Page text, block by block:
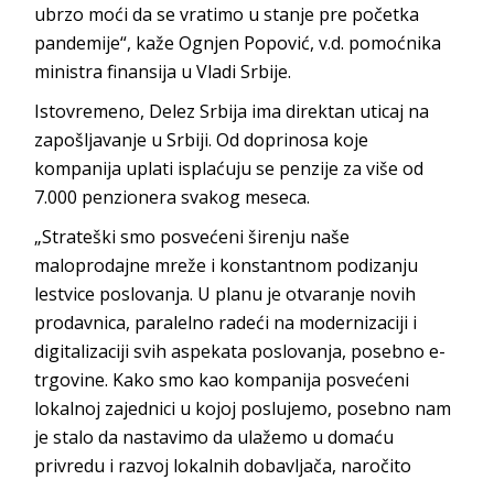
ubrzo moći da se vratimo u stanje pre početka
pandemije“, kaže Ognjen Popović, v.d. pomoćnika
ministra finansija u Vladi Srbije.
Istovremeno, Delez Srbija ima direktan uticaj na
zapošljavanje u Srbiji. Od doprinosa koje
kompanija uplati isplaćuju se penzije za više od
7.000 penzionera svakog meseca.
„Strateški smo posvećeni širenju naše
maloprodajne mreže i konstantnom podizanju
lestvice poslovanja. U planu je otvaranje novih
prodavnica, paralelno radeći na modernizaciji i
digitalizaciji svih aspekata poslovanja, posebno e-
trgovine. Kako smo kao kompanija posvećeni
lokalnoj zajednici u kojoj poslujemo, posebno nam
je stalo da nastavimo da ulažemo u domaću
privredu i razvoj lokalnih dobavljača, naročito